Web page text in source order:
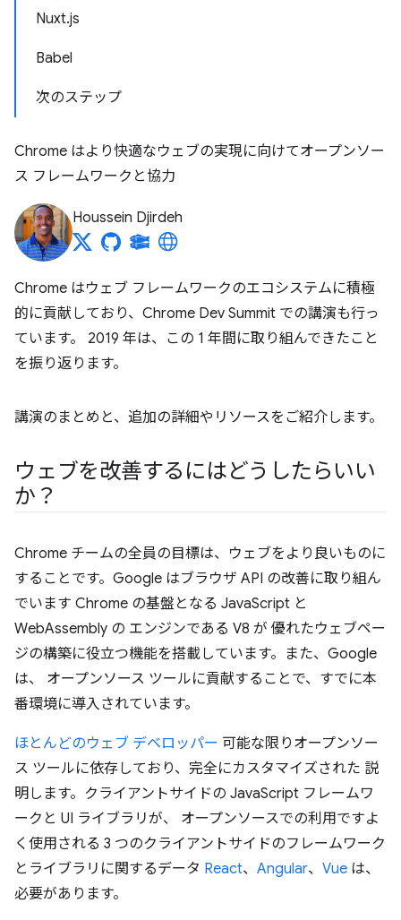
Nuxt.js
Babel
次のステップ
Chrome はより快適なウェブの実現に向けてオープンソー
ス フレームワークと協力
Houssein Djirdeh
Chrome はウェブ フレームワークのエコシステムに積極
的に貢献しており、Chrome Dev Summit での講演も行っ
ています。 2019 年は、この 1 年間に取り組んできたこと
を振り返ります。
講演のまとめと、追加の詳細やリソースをご紹介します。
ウェブを改善するにはどうしたらいい
か？
Chrome チームの全員の目標は、ウェブをより良いものに
することです。Google はブラウザ API の改善に取り組ん
でいます Chrome の基盤となる JavaScript と
WebAssembly の エンジンである V8 が 優れたウェブペー
ジの構築に役立つ機能を搭載しています。また、Google
は、 オープンソース ツールに貢献することで、すでに本
番環境に導入されています。
ほとんどのウェブ デベロッパー 可能な限りオープンソー
ス ツールに依存しており、完全にカスタマイズされた 説
明します。クライアントサイドの JavaScript フレームワ
ークと UI ライブラリが、 オープンソースでの利用ですよ
く使用される 3 つのクライアントサイドのフレームワーク
とライブラリに関するデータ React、 Angular、 Vue は、
必要があります。